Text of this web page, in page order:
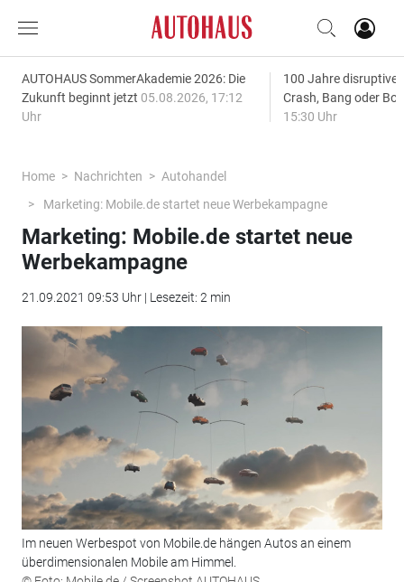
AUTOHAUS SommerAkademie 2026: Die
Zukunft beginnt jetzt 05.08.2026, 17:12
Uhr
100 Jahre disruptive
Crash, Bang oder
15:30 Uhr
Home Nachrichten
Autohandel
Marketing: Mobile.de startet neue Werbekampagne
Marketing: Mobile.de startet neue
Werbekampagne
21.09.2021 09:53 Uhr | Lesezeit: 2 min
Im neuen Werbespot von Mobile.de hängen Autos an einem
überdimensionalen Mobile am Himmel.